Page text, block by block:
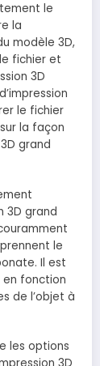
le
la
modèle 3D,
fichier et
3D
le fichier
la façon
grand
3D grand
le
Il est
fonction
de l’objet à
les options